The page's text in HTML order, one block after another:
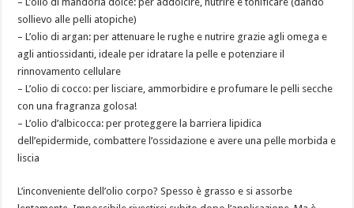
sollievo alle pelli atopiche)
– L’olio di argan: per attenuare le rughe e nutrire grazie agli omega e
agli antiossidanti, ideale per idratare la pelle e potenziare il
rinnovamento cellulare
– L’olio di cocco: per lisciare, ammorbidire e profumare le pelli secche
con una fragranza golosa!
– L’olio d’albicocca: per proteggere la barriera lipidica
dell’epidermide, combattere l’ossidazione e avere una pelle morbida e
liscia
L’inconveniente dell’olio corpo? Spesso è grasso e si assorbe